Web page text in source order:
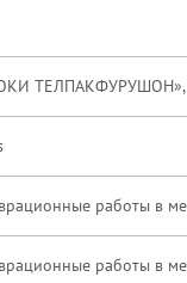
работы в
работы в